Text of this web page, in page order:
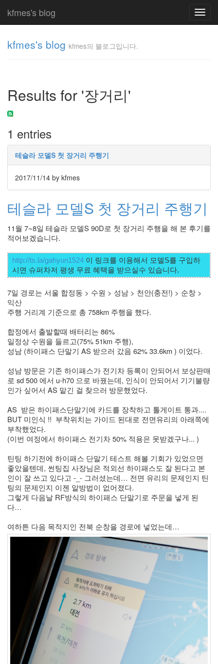
kfmes's blog
kfmes's blog kfmes의 블로그입니다.
Results for '장거리'
1 entries
테슬라 모델S 첫 장거리 주행기
2017/11/14 by kfmes
테슬라 모델S 첫 장거리 주행기
11월 7~8일 테슬라 모델S 90D로 첫 장거리 주행을 해 본 후기를
적어보겠습니다.
http://ts.la/gahyun1524 이 링크를 이용해서 모델S를 구입하
7일 경로는 서울 합정동 > 수원 > 성남 > 천안(충전!) > 순창 >
익산
주행 거리계 기준으로 총 758km 주행을 했다.
합정에서 출발할때 배터리는 86%
일정상 수원을 들르고(75% 51km 주행),
성남 (하이패스 단말기 AS 받으러 갔음 62% 33.6km ) 이었다.
성남 방문은 기존 하이패스가 전기차 등록이 안되어서 보상판매
로 sd 500 에서 u-h70 으로 바꿨는데, 인식이 안되어서 기기불량
인가 싶어서 AS 맡긴 걸 찾으러 방문했었다.
AS  받은 하이패스단말기에 카드를 장착하고 톨게이트 통과....
BUT 미인식 !!  부착위치는 가이드 된대로 전면유리의 아래쪽에
부착했었다.
(이번 여정에서 하이패스 전기차 50% 적용은 못받겠구나... )
틴팅 하기전에 하이패스 단말기 테스트 해볼 기회가 있었으면
좋았을텐데, 썬팅집 사장님은 적외선 하이패스도 잘 된다고 본
인이 잘 쓰고 있다고 -_- 그러셨는데… 전면 유리의 문제인지 틴
팅의 문제인지 이젠 알방법이 없어졌다.
그렇게 다음날 RF방식의 하이패스 단말기로 주문을 넣게 된
다…
여하튼 다음 목적지인 전북 순창을 경로에 넣었는데…
입니
다.
kfmes
Tag
Cloud
kfmes
JateON
테
슬
라
Java
자
테
모
델
전
기
차
ubuntu
PSP
Linux
90D
ACECOMBAT
nateon
ghackfair
FLIT
모
델
play
movie